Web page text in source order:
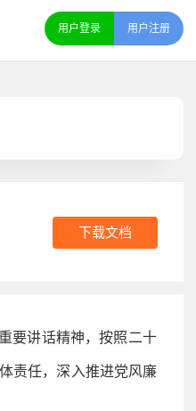
用户登录 用户注册
下载文档
要讲话精神，按照二十
责任，深入推进党风廉